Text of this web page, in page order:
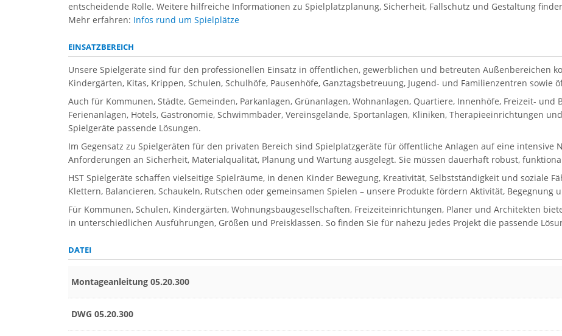
entscheidende Rolle. Weitere hilfreiche Informationen zu Spielplatzplanung, Sicherheit, Fallschutz und Gestaltung
Mehr erfahren: Infos rund um Spielplätze
EINSATZBEREICH
Unsere Spielgeräte sind für den professionellen Einsatz in öffentlichen, gewerblichen und betreuten Außenbereichen
Kindergärten, Kitas, Krippen, Schulen, Schulhöfe, Pausenhöfe, Ganztagsbetreuung, Jugend- und Familienzentren sowie
Auch für Kommunen, Städte, Gemeinden, Parkanlagen, Grünanlagen, Wohnanlagen, Quartiere, Innenhöfe, Freizeit- und
Ferienanlagen, Hotels, Gastronomie, Schwimmbäder, Vereinsgelände, Sportanlagen, Kliniken, Therapieeinrichtungen
Spielgeräte passende Lösungen.
Im Gegensatz zu Spielgeräten für den privaten Bereich sind Spielplatzgeräte für öffentliche Anlagen auf eine intensive
Anforderungen an Sicherheit, Materialqualität, Planung und Wartung ausgelegt. Sie müssen dauerhaft robust,
HST Spielgeräte schaffen vielseitige Spielräume, in denen Kinder Bewegung, Kreativität, Selbstständigkeit und soziale
Klettern, Balancieren, Schaukeln, Rutschen oder gemeinsamen Spielen – unsere Produkte fördern Aktivität, Begegnung
Für Kommunen, Schulen, Kindergärten, Wohnungsbaugesellschaften, Freizeiteinrichtungen, Planer und Architekten
in unterschiedlichen Ausführungen, Größen und Preisklassen. So finden Sie für nahezu jedes Projekt die passende
DATEI
Montageanleitung 05.20.300
DWG 05.20.300